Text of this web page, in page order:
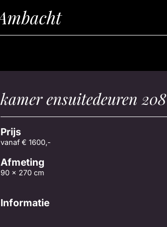
kamer ensuitedeuren 208
Prijs
vanaf € 1600,-
Afmeting
90 x 270 cm
Informatie